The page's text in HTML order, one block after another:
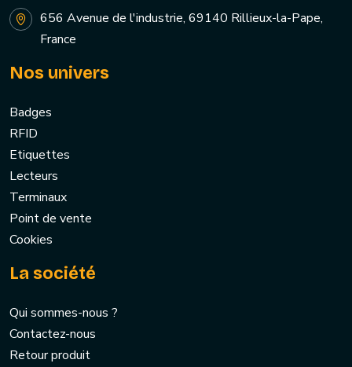
656 Avenue de l'industrie, 69140 Rillieux-la-Pape,
France
Nos univers
Badges
RFID
Etiquettes
Lecteurs
Terminaux
Point de vente
Cookies
La société
Qui sommes-nous ?
Contactez-nous
Retour produit